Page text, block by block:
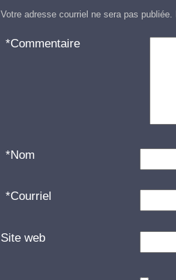
Votre adresse courriel ne sera pas publiée.
Commentaire
*
Nom
*
Courriel
*
Site web